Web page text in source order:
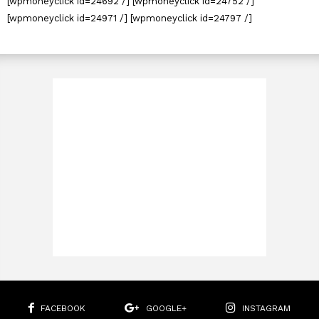
[wpmoneyclick id=24971 /] [wpmoneyclick id=24797 /]
FACEBOOK GOOGLE+ INSTAGRAM